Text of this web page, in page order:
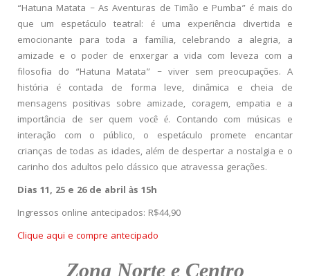
“Hatuna Matata – As Aventuras de Timão e Pumba” é mais do
que um espetáculo teatral: é uma experiência divertida e
emocionante para toda a família, celebrando a alegria, a
amizade e o poder de enxergar a vida com leveza com a
filosofia do “Hatuna Matata” – viver sem preocupações. A
história é contada de forma leve, dinâmica e cheia de
mensagens positivas sobre amizade, coragem, empatia e a
importância de ser quem você é. Contando com músicas e
interação com o público, o espetáculo promete encantar
crianças de todas as idades, além de despertar a nostalgia e o
carinho dos adultos pelo clássico que atravessa gerações.
Dias 11, 25 e 26 de abril às 15h
Ingressos online antecipados: R$44,90
Clique aqui e compre antecipado
Zona Norte e Centro